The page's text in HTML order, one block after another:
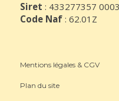
Siret : 433277357
Code Naf : 62.01Z
Mentions légales & CGV
Plan du site